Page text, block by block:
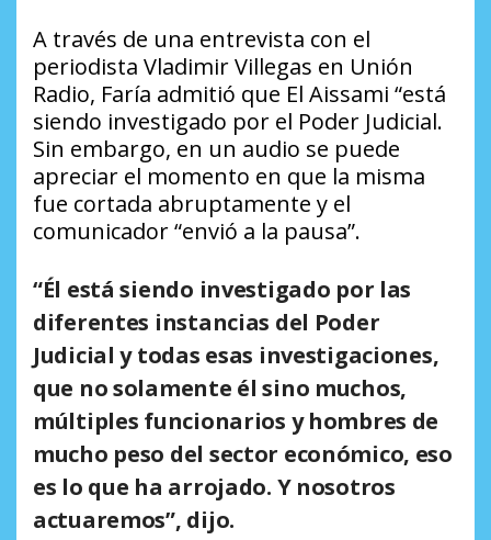
A través de una entrevista con el
periodista Vladimir Villegas en Unión
Radio, Faría admitió que El Aissami “está
siendo investigado por el Poder Judicial.
Sin embargo, en un audio se puede
apreciar el momento en que la misma
fue cortada abruptamente y el
comunicador “envió a la pausa”.
“Él está siendo investigado por las
diferentes instancias del Poder
Judicial y todas esas investigaciones,
que no solamente él sino muchos,
múltiples funcionarios y hombres de
mucho peso del sector económico, eso
es lo que ha arrojado. Y nosotros
actuaremos”, dijo.